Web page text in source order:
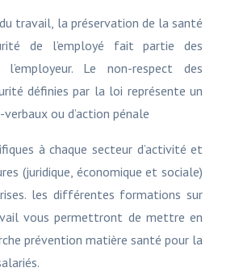
du travail, la préservation de la santé
de l’employé fait partie des
Le non-respect des
définies par la loi représente un
ou d’action pénale
à chaque secteur d’activité et
(juridique, économique et sociale)
les différentes formations sur
vous permettront de mettre en
prévention matière santé pour la